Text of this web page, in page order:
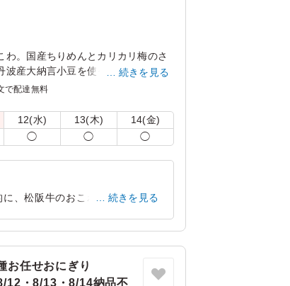
わ。国産ちりめんとカリカリ梅のさ
波産大納言小豆を使った自慢の「赤
ら蒸して山椒を効かせた「穴
焼き風に仕上げた「松阪牛」の４
続きを見る
で配達無料
12(水) 13(木) 14(金)
◯ ◯ ◯
、松阪牛のおこわが一番おいし
続きを見る
お任せおにぎり
12・8/13・8/14納品不